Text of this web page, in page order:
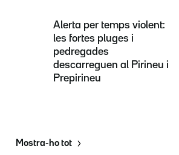
Alerta per temps violent:
les fortes pluges i
pedregades
descarreguen al Pirineu i
Prepirineu
Mostra-ho tot